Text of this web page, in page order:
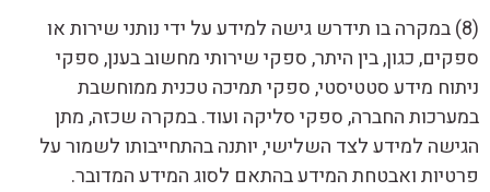
(8) במקרה בו תידרש גישה למידע על ידי נותני שירות או
ספקים, כגון, בין היתר, ספקי שירותי מחשוב בענן, ספקי
ניתוח מידע סטטיסטי, ספקי תמיכה טכנית ממוחשבת
במערכות החברה, ספקי סליקה ועוד. במקרה שכזה, מתן
הגישה למידע לצד השלישי, יותנה בהתחייבותו לשמור על
פרטיות ואבטחת המידע בהתאם לסוג המידע המדובר.